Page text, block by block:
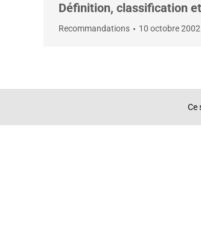
Définition, classification
Recommandations 10 octobre 2002
Ce